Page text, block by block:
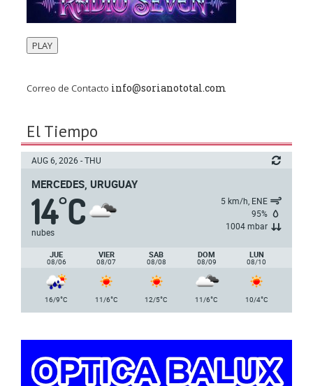
PLAY
Correo de Contacto info@sorianototal.com
El Tiempo
AUG 6, 2026 - THU
MERCEDES, URUGUAY
14°C
nubes
5 km/h, ENE
95%
1004 mbar
JUE
08/06
VIER
08/07
SAB
08/08
DOM
08/09
LUN
08/10
16/9°C 11/6°C 12/5°C 11/6°C 10/4°C